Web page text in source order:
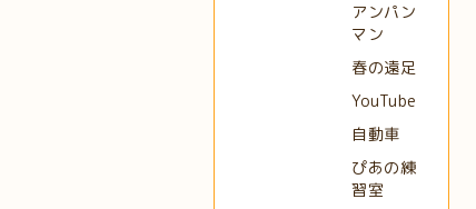
アンパン
マン
春の遠足
YouTube
自動車
ぴあの練
習室